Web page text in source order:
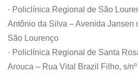
· Policlínica Regional de São
Antônio da Silva – Avenida Jansen
São Lourenço
· Policlínica Regional de Santa
Arouca – Rua Vital Brazil Filho, s/